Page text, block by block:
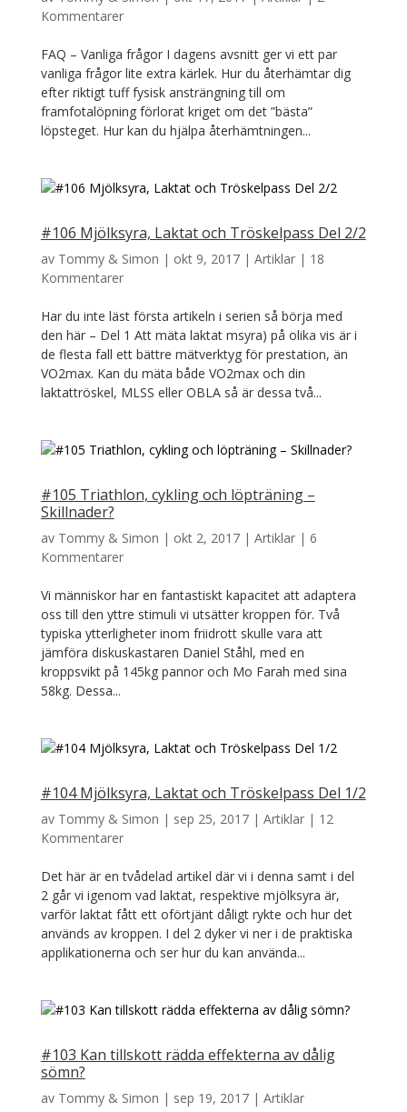
Kommentarer
FAQ – Vanliga frågor I dagens avsnitt ger vi ett par
vanliga frågor lite extra kärlek. Hur du återhämtar dig
efter riktigt tuff fysisk ansträngning till om
framfotalöpning förlorat kriget om det ”bästa”
löpsteget. Hur kan du hjälpa återhämtningen...
#106 Mjölksyra, Laktat och Tröskelpass Del 2/2
av Tommy & Simon | okt 9, 2017| Artiklar| 18
Kommentarer
Har du inte läst första artikeln i serien så börja med
den här – Del 1 Att mäta laktat msyra) på olika vis är i
de flesta fall ett bättre mätverktyg för prestation, än
VO2max. Kan du mäta både VO2max och din
laktattröskel, MLSS eller OBLA så är dessa två...
#105 Triathlon, cykling och löpträning –
Skillnader?
av Tommy & Simon | okt 2, 2017| Artiklar| 6
Kommentarer
Vi människor har en fantastiskt kapacitet att adaptera
oss till den yttre stimuli vi utsätter kroppen för. Två
typiska ytterligheter inom friidrott skulle vara att
jämföra diskuskastaren Daniel Ståhl, med en
kroppsvikt på 145kg pannor och Mo Farah med sina
58kg. Dessa...
#104 Mjölksyra, Laktat och Tröskelpass Del 1/2
av Tommy & Simon | sep 25, 2017| Artiklar| 12
Kommentarer
Det här är en tvådelad artikel där vi i denna samt i del
2 går vi igenom vad laktat, respektive mjölksyra är,
varför laktat fått ett oförtjänt dåligt rykte och hur det
används av kroppen. I del 2 dyker vi ner i de praktiska
applikationerna och ser hur du kan använda...
#103 Kan tillskott rädda effekterna av dålig
sömn?
av Tommy & Simon | sep 19, 2017| Artiklar